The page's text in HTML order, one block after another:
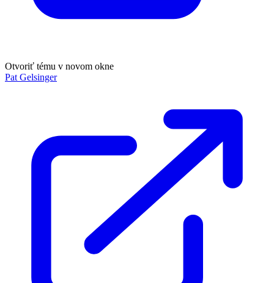
Otvoriť tému v novom okne
Pat Gelsinger